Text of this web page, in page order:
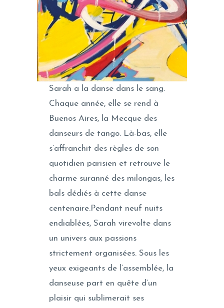
Sarah a la danse dans le sang.
Chaque année, elle se rend à
Buenos Aires, la Mecque des
danseurs de tango. Là-bas, elle
s’affranchit des règles de son
quotidien parisien et retrouve le
charme suranné des milongas, les
bals dédiés à cette danse
centenaire.Pendant neuf nuits
endiablées, Sarah virevolte dans
un univers aux passions
strictement organisées. Sous les
yeux exigeants de l’assemblée, la
danseuse part en quête d’un
plaisir qui sublimerait ses